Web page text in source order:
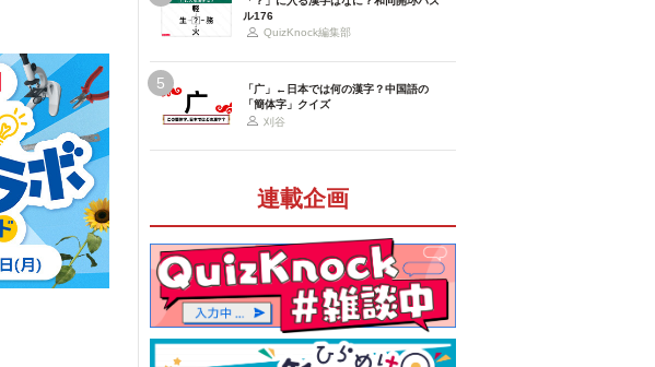
ル176
QuizKnock編集部
5
「广」←日本では何の漢字？中国語の
「簡体字」クイズ
刈谷
連載企画